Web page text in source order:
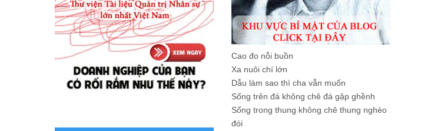
Cao đo nỗi buồn
Xa nuôi chí lớn
Dẫu làm sao thì cha vẫn muốn
Sống trên đá không chê đá gập ghềnh
Sống trong thung không chê thung nghèo
đói